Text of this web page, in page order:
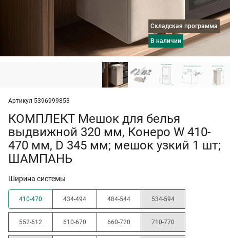
Складская программа
в наличии
Артикул 5396999853
КОМПЛЕКТ Мешок для белья
выдвижной 320 мм, Конеро W 410-
470 мм, D 345 мм; мешок узкий 1 шт;
ШАМПАНЬ
Ширина системы
410-470 434-494 484-544 534-594
552-612 610-670 660-720 710-770